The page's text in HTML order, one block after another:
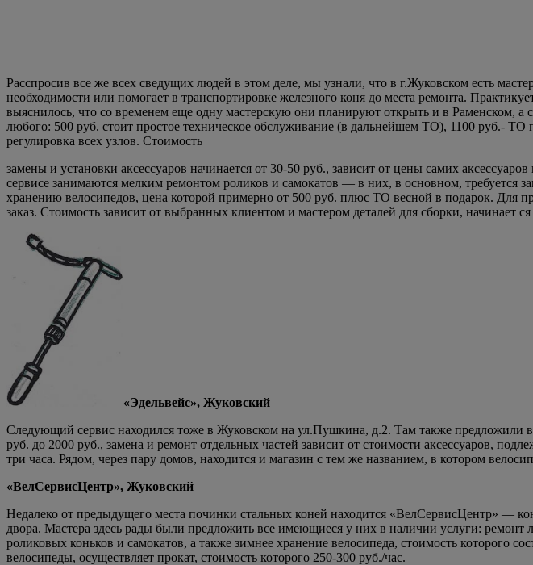
Расспросив все же всех сведущих людей в этом деле, мы узнали, что в г.Жуковском есть
необходимости или помогает в транспортировке железного коня до места ремонта.
выяснилось, что со временем еще одну мастерскую они планируют открыть и в Раменском, а
любого: 500 руб. стоит простое техническое обслуживание (в дальнейшем ТО), 1100 руб.-
регулировка всех узлов. Стоимость
замены и установки аксессуаров начинается от 30-50 руб., зависит от цены самих
сервисе занимаются мелким ремонтом роликов и самокатов — в них, в основном, требуется
хранению велосипедов, цена которой примерно от 500 руб. плюс ТО весной в подарок. Для
заказ. Стоимость зависит от выбранных клиентом и мастером деталей для сборки, начинает
«Эдельвейс», Жуковский
Следующий сервис находился тоже в Жуковском на ул.Пушкина, д.2. Там также предложили
руб. до 2000 руб., замена и ремонт отдельных частей зависит от стоимости аксессуаров,
три часа. Рядом, через пару домов, находится и магазин с тем же названием, в котором
«ВелСервисЦентр», Жуковский
Недалеко от предыдущего места починки стальных коней находится «ВелСервисЦентр» —
двора. Мастера здесь рады были предложить все имеющиеся у них в наличии услуги:
роликовых коньков и самокатов, а также зимнее хранение велосипеда, стоимость которого
велосипеды, осуществляет прокат, стоимость которого 250-300 руб./час.